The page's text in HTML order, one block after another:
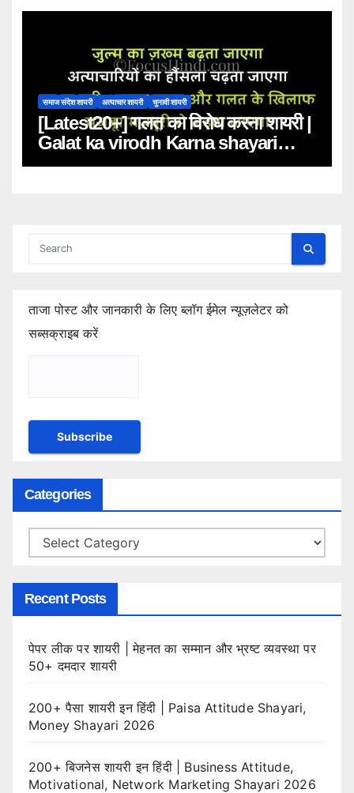
समाज संदेश शायरी अत्याचार शायरी चुनावी शायरी
[Latest20+] गलत का विरोध करना शायरी |
Galat ka virodh Karna shayari
status quotes in Hindi
ताजा पोस्ट और जानकारी के लिए ब्लॉग ईमेल न्यूज़लेटर को
सब्सक्राइब करें
Categories
Categories
Recent Posts
पेपर लीक पर शायरी | मेहनत का सम्मान और भ्रष्ट व्यवस्था पर
50+ दमदार शायरी
200+ पैसा शायरी इन हिंदी | Paisa Attitude Shayari,
Money Shayari 2026
200+ बिजनेस शायरी इन हिंदी | Business Attitude,
Motivational, Network Marketing Shayari 2026